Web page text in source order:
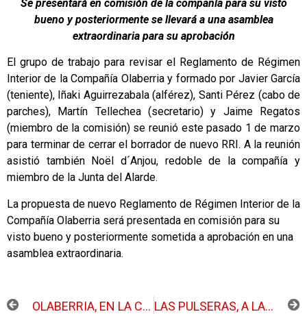
Se presentará en comisión de la compañía para su visto
bueno y posteriormente se llevará a una asamblea
extraordinaria para su aprobación
El grupo de trabajo para revisar el Reglamento de Régimen
Interior de la Compañía Olaberria y formado por Javier García
(teniente), Iñaki Aguirrezabala (alférez), Santi Pérez (cabo de
parches), Martín Tellechea (secretario) y Jaime Regatos
(miembro de la comisión) se reunió este pasado 1 de marzo
para terminar de cerrar el borrador de nuevo RRI. A la reunión
asistió también Noël d´Anjou, redoble de la compañía y
miembro de la Junta del Alarde.
La propuesta de nuevo Reglamento de Régimen Interior de la
Compañía Olaberria será presentada en comisión para su
visto bueno y posteriormente sometida a aprobación en una
asamblea extraordinaria.
OLABERRIA, EN LA COMIDA ANUAL ENTRE AMBOS ALARDES LAS PULSERAS, A LA VENTA EN CINCO BARES